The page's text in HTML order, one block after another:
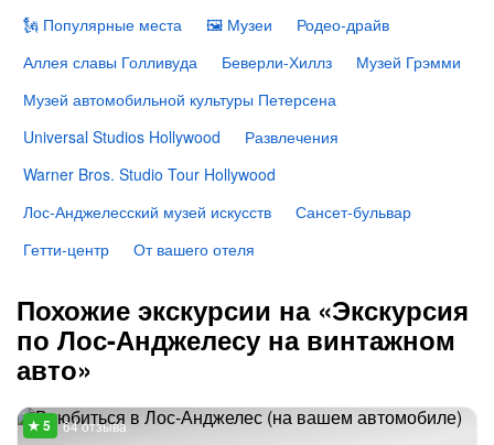
🗽 Популярные места
🖼 Музеи
Родео-драйв
Аллея славы Голливуда
Беверли-Хиллз
Музей Грэмми
Музей автомобильной культуры Петерсена
Universal Studios Hollywood
Развлечения
Warner Bros. Studio Tour Hollywood
Лос-Анджелесский музей искусств
Сансет-бульвар
Гетти-центр
От вашего отеля
Похожие экскурсии на «Экскурсия
по Лос-Анджелесу на винтажном
авто»
64 отзыва